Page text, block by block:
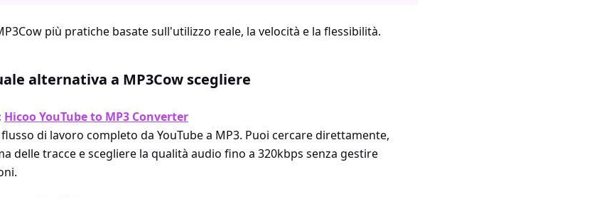
più pratiche basate sull'utilizzo reale, la velocità e la flessibilità.
alternativa a MP3Cow scegliere
Hicoo YouTube to MP3 Converter
di lavoro completo da YouTube a MP3. Puoi cercare direttamente,
delle tracce e scegliere la qualità audio fino a 320kbps senza gestire